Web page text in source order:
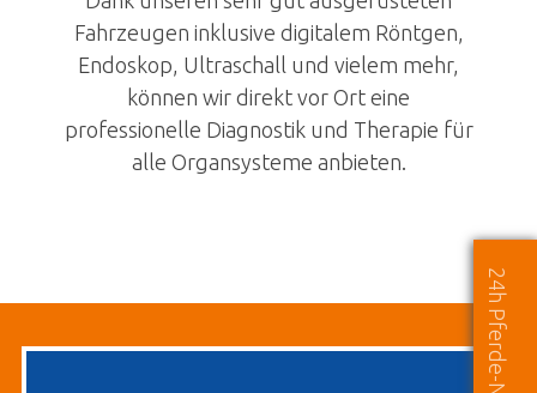
Fahrzeugen inklusive digitalem Röntgen,
Endoskop, Ultraschall und vielem mehr,
können wir direkt vor Ort eine
professionelle Diagnostik und Therapie für
alle Organsysteme anbieten.